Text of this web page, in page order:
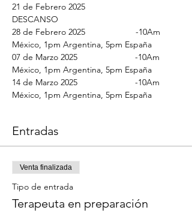
21 de Febrero 2025
DESCANSO
28 de Febrero 2025                     -10Am
México, 1pm Argentina, 5pm España
07 de Marzo 2025                        -10Am
México, 1pm Argentina, 5pm España
14 de Marzo 2025                        -10Am
México, 1pm Argentina, 5pm España
Entradas
Venta finalizada
Tipo de entrada
Terapeuta en preparación